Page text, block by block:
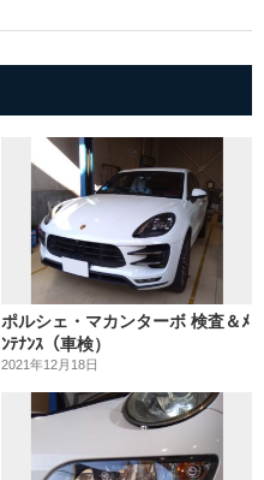
ポルシェ・マカンターボ 検査＆ﾒ
ﾝﾃﾅﾝｽ（車検）
2021年12月18日